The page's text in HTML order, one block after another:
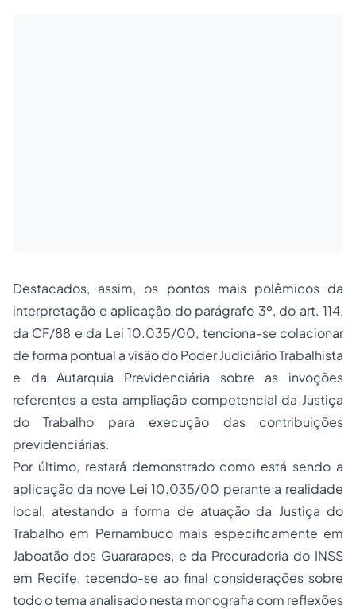
Destacados, assim, os pontos mais polêmicos da
interpretação e aplicação do parágrafo 3º, do art. 114,
da CF/88 e da Lei 10.035/00, tenciona-se colacionar
de forma pontual a visão do Poder Judiciário Trabalhista
e da Autarquia Previdenciária sobre as invoções
referentes a esta ampliação competencial da Justiça
do Trabalho para execução das contribuições
previdenciárias.
Por último, restará demonstrado como está sendo a
aplicação da nove Lei 10.035/00 perante a realidade
local, atestando a forma de atuação da Justiça do
Trabalho em Pernambuco mais especificamente em
Jaboatão dos Guararapes, e da Procuradoria do INSS
em Recife, tecendo-se ao final considerações sobre
todo o tema analisado nesta monografia com reflexões